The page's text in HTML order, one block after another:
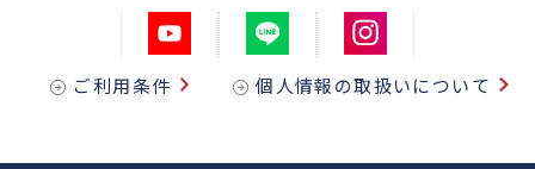
ご利用条件 個人情報の取扱いについて